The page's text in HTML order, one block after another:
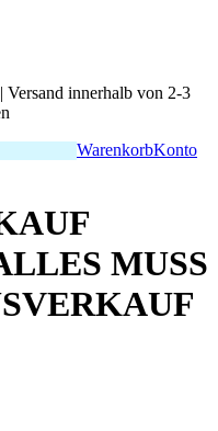
| Versand innerhalb von 2-3
WarenkorbKonto
MUSS